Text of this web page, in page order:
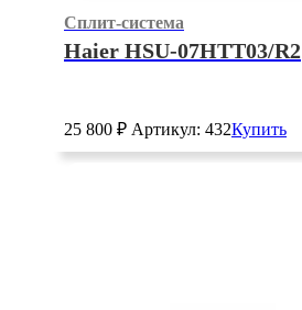
Сплит-система
Haier HSU-07HTT03/R2
25 800 ₽ Артикул: 432Купить